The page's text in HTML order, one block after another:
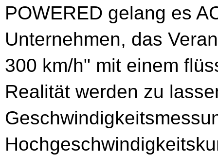
POWERED gelang es
Unternehmen, das
300 km/h" mit einem
Realität werden zu